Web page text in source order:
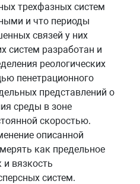
трехфазных систем
и что периоды
связей у них
систем разработан и
реологических
пенетрационного
представлений о
среды в зоне
скоростью.
описанной
как предельное
и вязкость
систем.